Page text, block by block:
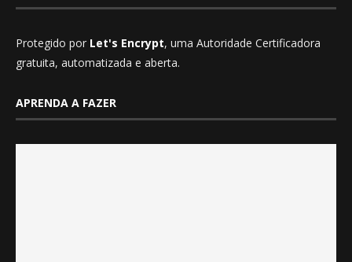
Protegido por Let's Encrypt, uma Autoridade Certificadora
gratuita, automatizada e aberta.
APRENDA A FAZER